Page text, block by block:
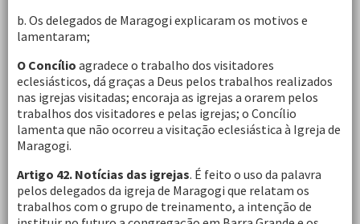
b. Os delegados de Maragogi explicaram os motivos e
lamentaram;
O Concílio agradece o trabalho dos visitadores
eclesiásticos, dá graças a Deus pelos trabalhos realizados
nas igrejas visitadas; encoraja as igrejas a orarem pelos
trabalhos dos visitadores e pelas igrejas; o Concílio
lamenta que não ocorreu a visitação eclesiástica à Igreja de
Maragogi.
Artigo 42. Notícias das igrejas. É feito o uso da palavra
pelos delegados da igreja de Maragogi que relatam os
trabalhos com o grupo de treinamento, a intenção de